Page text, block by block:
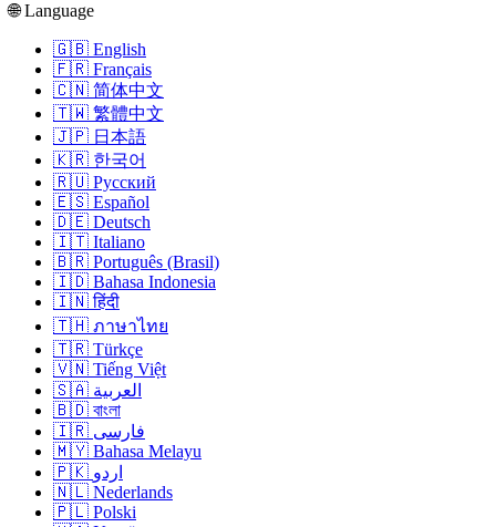
🌐 Language
🇬🇧 English
🇫🇷 Français
🇨🇳 简体中文
🇹🇼 繁體中文
🇯🇵 日本語
🇰🇷 한국어
🇷🇺 Русский
🇪🇸 Español
🇩🇪 Deutsch
🇮🇹 Italiano
🇧🇷 Português (Brasil)
🇮🇩 Bahasa Indonesia
🇮🇳 हिंदी
🇹🇭 ภาษาไทย
🇹🇷 Türkçe
🇻🇳 Tiếng Việt
🇸🇦 العربية
🇧🇩 বাংলা
🇮🇷 فارسی
🇲🇾 Bahasa Melayu
🇵🇰 اردو
🇳🇱 Nederlands
🇵🇱 Polski